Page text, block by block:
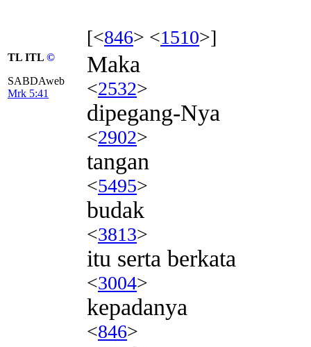
[<846> <1510>]
TL ITL ©
SABDAweb
Mrk 5:41
Maka
<2532>
dipegang-Nya
<2902>
tangan
<5495>
budak
<3813>
itu serta berkata
<3004>
kepadanya
<846>